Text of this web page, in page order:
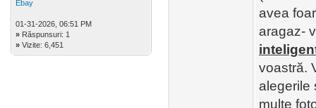
Ebay
01-31-2026, 06:51 PM
» Răspunsuri: 1
» Vizite: 6,451
avea
aragaz-
voastră.
alegerile
multe